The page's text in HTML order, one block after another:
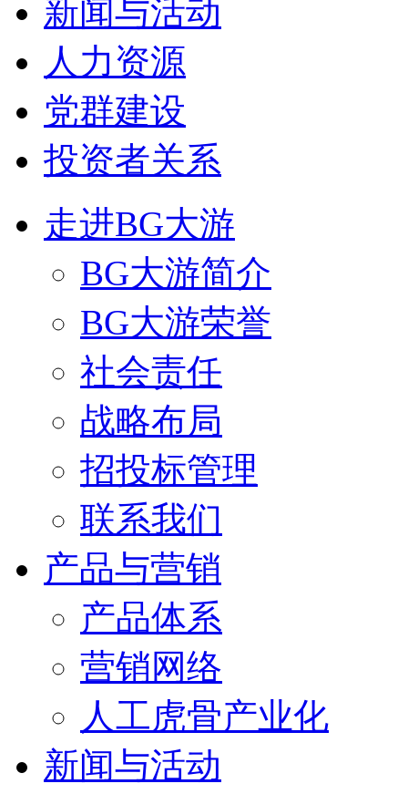
新闻与活动
人力资源
党群建设
投资者关系
走进BG大游
BG大游简介
BG大游荣誉
社会责任
战略布局
招投标管理
联系我们
产品与营销
产品体系
营销网络
人工虎骨产业化
新闻与活动